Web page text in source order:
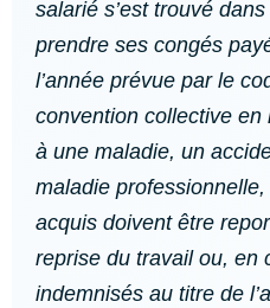
salarié s’est trouvé
prendre ses congés
l’année prévue par le
convention collective en
à une maladie, un
maladie
acquis doivent être
reprise du travail ou, en
indemnisés au titre de